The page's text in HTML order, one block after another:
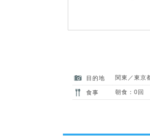
目的地 関東／東京
食事 朝食：0回